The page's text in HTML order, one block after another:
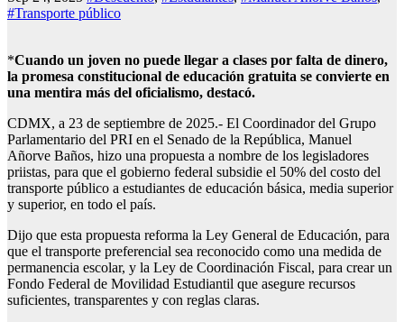
#Transporte público
*Cuando un joven no puede llegar a clases por falta de dinero,
la promesa constitucional de educación gratuita se convierte en
una mentira más del oficialismo, destacó.
CDMX, a 23 de septiembre de 2025.- El Coordinador del Grupo
Parlamentario del PRI en el Senado de la República, Manuel
Añorve Baños, hizo una propuesta a nombre de los legisladores
priistas, para que el gobierno federal subsidie el 50% del costo del
transporte público a estudiantes de educación básica, media superior
y superior, en todo el país.
Dijo que esta propuesta reforma la Ley General de Educación, para
que el transporte preferencial sea reconocido como una medida de
permanencia escolar, y la Ley de Coordinación Fiscal, para crear un
Fondo Federal de Movilidad Estudiantil que asegure recursos
suficientes, transparentes y con reglas claras.